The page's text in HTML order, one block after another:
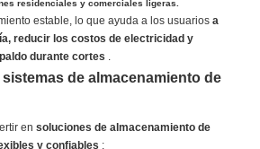
residenciales y comerciales ligeras.
estable, lo que ayuda a los usuarios a
reducir los costos de electricidad y
durante cortes .
de almacenamiento de
en soluciones de almacenamiento de
y confiables :